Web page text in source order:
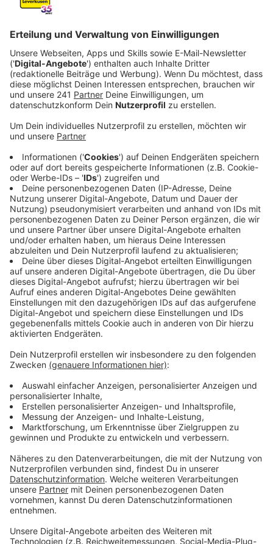
Das lange Wochenende steht bevor, und dadurch
wird’s auch wieder voll auf den Straßen. Davor warnt
der ADAC – zumal der Freitag, 04. Oktober 2024, in
einigen Bundesländern sogar offiziell frei ist UND in
beginnen.
Anzeige
Stauzeiten und Hotspots
Anzeige
Am vollsten dürfte es dem ADAC zufolge am 02.
Oktober 2024 ab nachmittags, am 03. Oktober 2024
vormittags und am 06. Oktober 2024 nachmittags
sein. Mit dabei bei den bundesweiten Stauhotspots ist
wie immer auch der Kölner Ring auf A1, A3 und A4 und
natürlich die Autobahnen Richtung Meer und Bergen.
Anzeige
Tipps zur Stauvermeidung
Anzeige
Wer ohne Stau durchs Wochenende kommen will, der
ist gut beraten, wenn er am Samstag 04. Oktober
2024 fährt: Da rechnet der Verkehrsclub nämlich mit
weniger Verkehr, weil der Berufsverkehr deutlich